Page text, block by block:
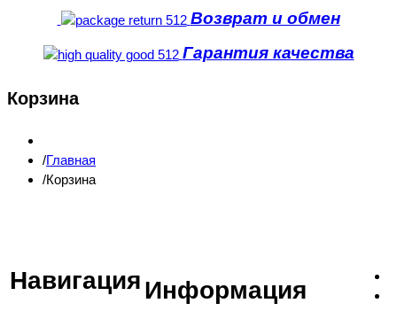
Возврат и обмен
Гарантия качества
Корзина
Главная
Корзина
НавигацияИнформация